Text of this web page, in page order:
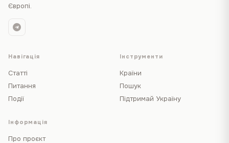
Європі.
Навігація
Статті
Питання
Події
Інструменти
Країни
Пошук
Підтримай Україну
Інформація
Про проєкт